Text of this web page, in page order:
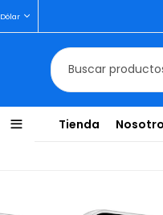
Dólar
Tienda